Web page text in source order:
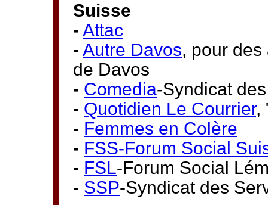
Suisse
- Attac
- Autre Davos, pour
de Davos
- Comedia-Syndicat
- Quotidien Le Courrier,
- Femmes en Colère
- FSS-Forum Social
- FSL-Forum Social
- SSP-Syndicat des